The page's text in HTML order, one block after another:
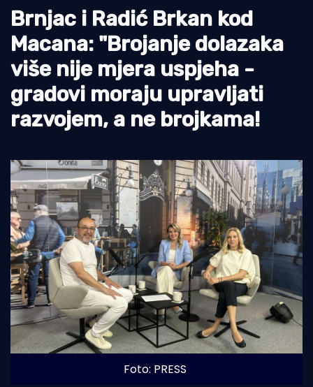
Pomorstvo
Ribolov
Ekologija
Tradicija i kultura
Brnjac i Radić Brkan kod
Macana: "Brojanje dolazaka
više nije mjera uspjeha -
gradovi moraju upravljati
razvojem, a ne brojkama!
Foto: PRESS